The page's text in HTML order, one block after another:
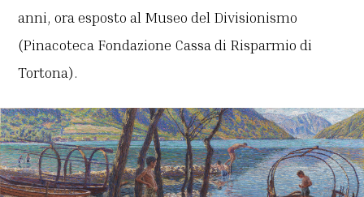
anni, ora esposto al Museo del Divisionismo
(Pinacoteca Fondazione Cassa di Risparmio di
Tortona).